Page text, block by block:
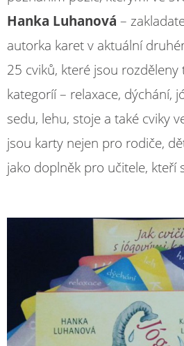
Hanka Luhanová –
autorka karet v aktuální
25 cviků, které jsou rozděleny
kategoríí – relaxace, dýchání,
sedu, lehu, stoje a také cviky
jsou karty nejen pro rodiče,
jako doplněk pro učitele, kteří